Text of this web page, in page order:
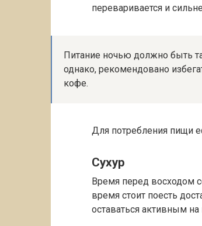
переваривается и
Питание ночью должно быть
однако, рекомендовано
кофе.
Для потребления пищи
Сухур
Время перед восходом
время стоит поесть
оставаться активным